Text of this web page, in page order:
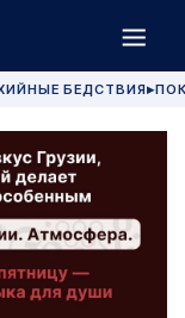
БЕДСТВИЯ▶